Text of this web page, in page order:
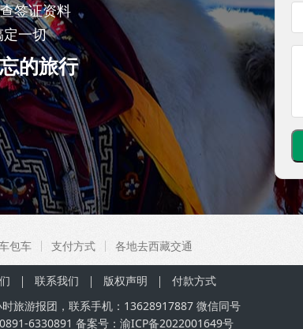
签证资料
一切
的旅行
包车 支付方式 各地去西藏交通
联系我们 版权声明
付款方式
旅游报团，联系手机： 13628917887微信同号
6330891 备案号： 渝ICP备2022001649号